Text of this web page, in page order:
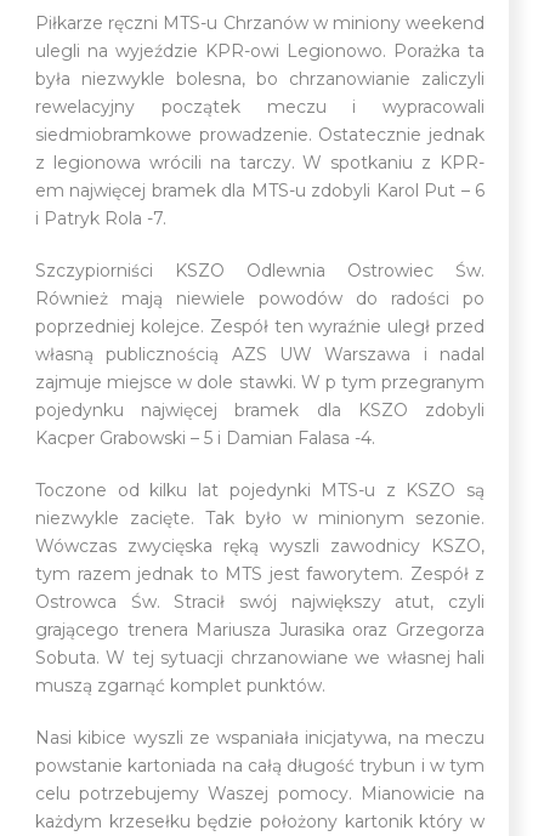
Piłkarze ręczni MTS-u Chrzanów w miniony weekend
ulegli na wyjeździe KPR-owi Legionowo. Porażka ta
była niezwykle bolesna, bo chrzanowianie zaliczyli
rewelacyjny początek meczu i wypracowali
siedmiobramkowe prowadzenie. Ostatecznie jednak
z legionowa wrócili na tarczy. W spotkaniu z KPR-
em najwięcej bramek dla MTS-u zdobyli Karol Put – 6
i Patryk Rola -7.
Szczypiorniści KSZO Odlewnia Ostrowiec Św.
Również mają niewiele powodów do radości po
poprzedniej kolejce. Zespół ten wyraźnie uległ przed
własną publicznością AZS UW Warszawa i nadal
zajmuje miejsce w dole stawki. W p tym przegranym
pojedynku najwięcej bramek dla KSZO zdobyli
Kacper Grabowski – 5 i Damian Falasa -4.
Toczone od kilku lat pojedynki MTS-u z KSZO są
niezwykle zacięte. Tak było w minionym sezonie.
Wówczas zwycięska ręką wyszli zawodnicy KSZO,
tym razem jednak to MTS jest faworytem. Zespół z
Ostrowca Św. Stracił swój największy atut, czyli
grającego trenera Mariusza Jurasika oraz Grzegorza
Sobuta. W tej sytuacji chrzanowiane we własnej hali
muszą zgarnąć komplet punktów.
Nasi kibice wyszli ze wspaniała inicjatywa, na meczu
powstanie kartoniada na całą długość trybun i w tym
celu potrzebujemy Waszej pomocy. Mianowicie na
każdym krzesełku będzie położony kartonik który w